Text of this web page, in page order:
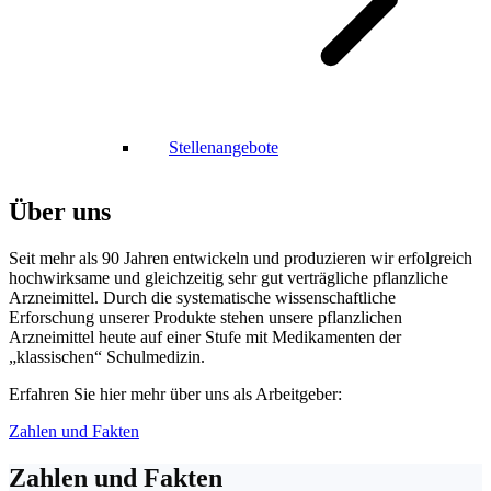
Stellenangebote
Über uns
Seit mehr als 90 Jahren entwickeln und produzieren wir erfolgreich
hochwirksame und gleichzeitig sehr gut verträgliche pflanzliche
Arzneimittel. Durch die systematische wissenschaftliche
Erforschung unserer Produkte stehen unsere pflanzlichen
Arzneimittel heute auf einer Stufe mit Medikamenten der
„klassischen“ Schulmedizin.
Erfahren Sie hier mehr über uns als Arbeitgeber:
Zahlen und Fakten
Zahlen und Fakten